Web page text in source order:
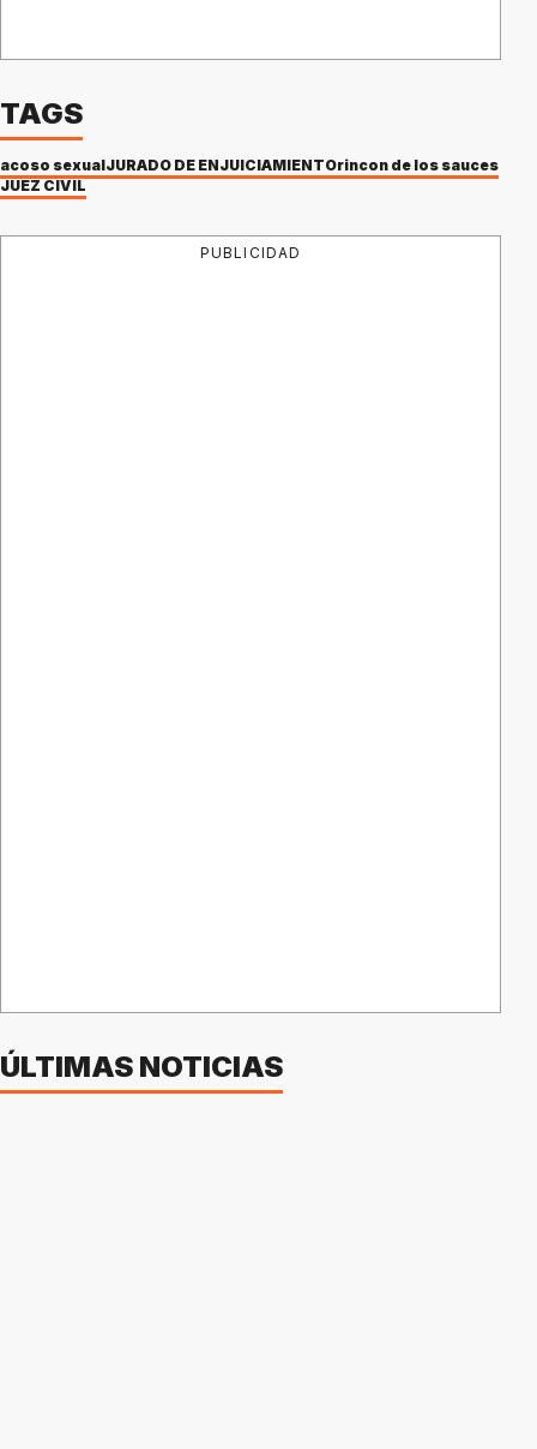
TAGS
acoso sexualJURADO DE ENJUICIAMIENTOrincon de los sauces
JUEZ CIVIL
PUBLICIDAD
ÚLTIMAS NOTICIAS